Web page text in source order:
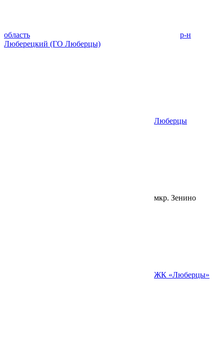
область
р-н
Люберецкий (ГО Люберцы)
Люберцы
мкр. Зенино
ЖК «Люберцы»